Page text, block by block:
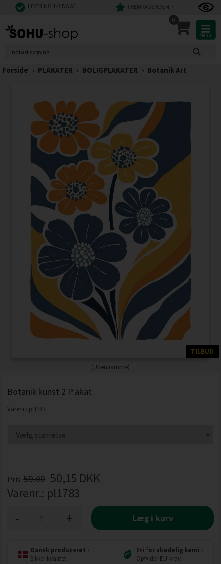
LEVERING 1-3 DAGE FREMRAGENDE 4,7
0
Menu
Forside › PLAKATER › BOLIGPLAKATER › Botanik Art
TILBUD
(Uden ramme)
Botanik kunst 2 Plakat
Varenr.: pl1783
Pris 59,00 50,15 DKK
Varenr.: pl1783
+
- Læg i kurv
Dansk produceret •
Sikker kvalitet
Fri for skadelig kemi •
Opfylder EU-krav